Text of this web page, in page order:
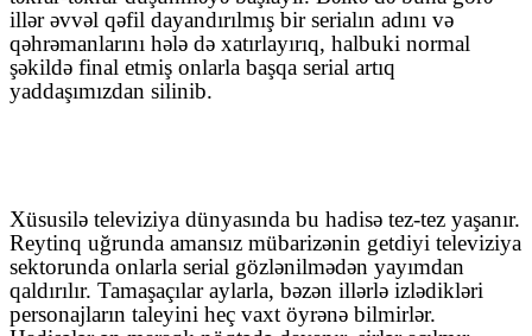
illər əvvəl qəfil dayandırılmış bir serialın adını və
qəhrəmanlarını hələ də xatırlayırıq, halbuki normal
şəkildə final etmiş onlarla başqa serial artıq
yaddaşımızdan silinib.
Xüsusilə televiziya dünyasında bu hadisə tez-tez yaşanır.
Reytinq uğrunda amansız mübarizənin getdiyi televiziya
sektorunda onlarla serial gözlənilmədən yayımdan
qaldırılır. Tamaşaçılar aylarla, bəzən illərlə izlədikləri
personajların taleyini heç vaxt öyrənə bilmirlər.